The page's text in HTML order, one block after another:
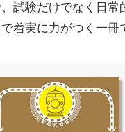
試験だけでなく日
着実に力がつく一冊